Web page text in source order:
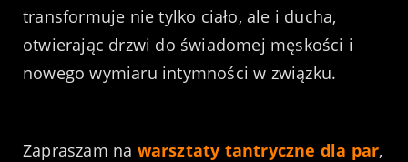
transformuje nie tylko ciało, ale i ducha,
otwierając drzwi do świadomej męskości i
nowego wymiaru intymności w związku.
Zapraszam na warsztaty tantryczne dla par,